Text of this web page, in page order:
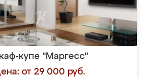
купе "Маргесс"
от 29 000 руб.